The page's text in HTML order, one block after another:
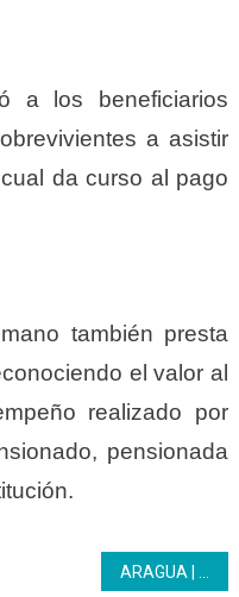
a los beneficiarios
a asistir
da curso al pago
también presta
el valor al
realizado por
pensionada